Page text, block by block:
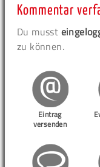
Kommentar
Du musst
zu können.
Eintrag
versenden